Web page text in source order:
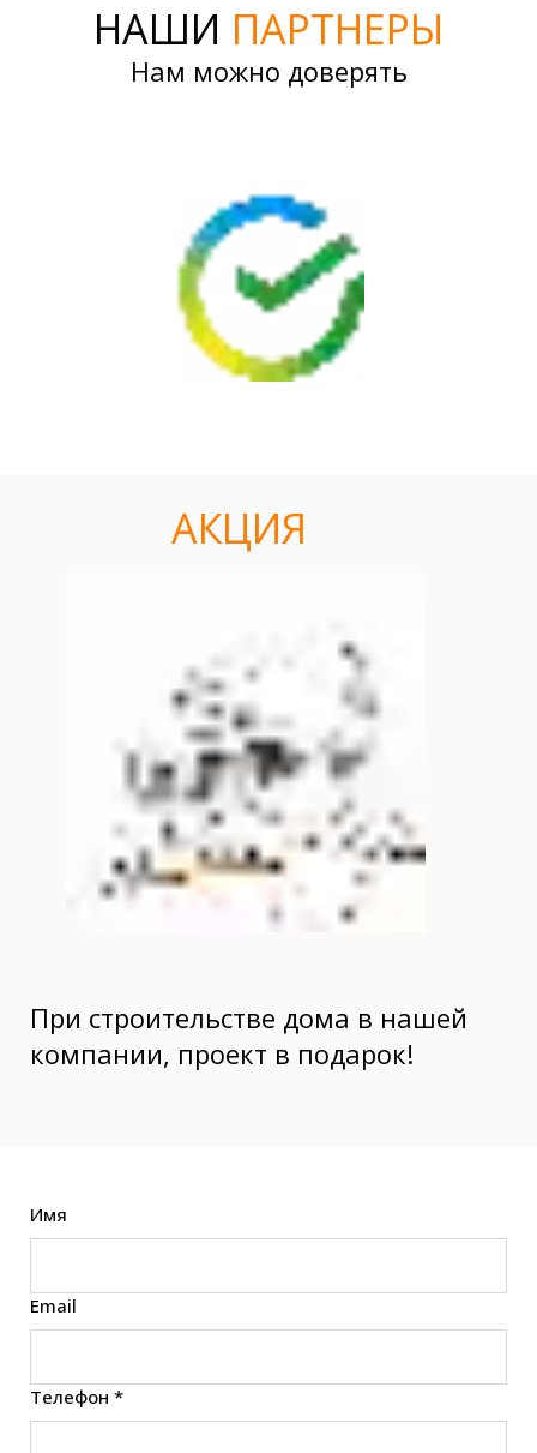
НАШИ ПАРТНЕРЫ
Нам можно доверять
При строительстве дома в нашей
компании, проект в подарок!
АКЦИЯ
Имя
Email
Телефон *